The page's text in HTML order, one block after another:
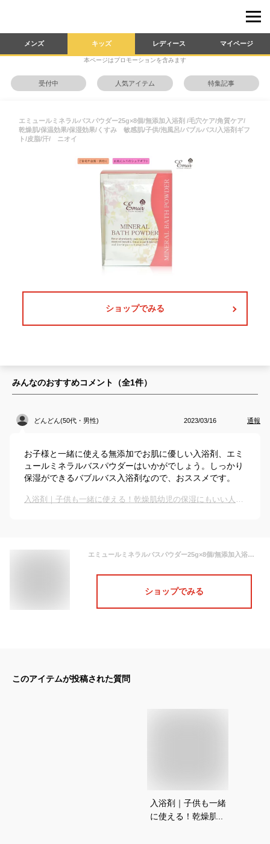
メンズ キッズ レディース マイページ
本ページはプロモーションを含みます
受付中 人気アイテム 特集記事
エミュールミネラルバスパウダー25g×8個/無添加入浴剤 /毛穴ケア/角質ケア/
乾燥肌/保温効果/保湿効果/くすみ 敏感肌/子供/泡風呂/バブルバス/入浴剤ギフ
ト/皮脂/汗/ ニオイ
ショップでみる
みんなのおすすめコメント（全1件）
どんどん(50代・男性) 2023/03/16 通報
お子様と一緒に使える無添加でお肌に優しい入浴剤、エミ
ュールミネラルバスパウダーはいかがでしょう。しっかり
保湿ができるバブルバス入浴剤なので、おススメです。
入浴剤｜子供も一緒に使える！乾燥肌幼児の保湿にもいい人気のおすすめは？
エミュールミネラルバスパウダー25g×8個/無添加入浴剤 /毛穴ケア/角質ケア/乾燥肌/保温効果/保湿効果/くすみ 敏感肌/子供/泡風呂/バブルバス/入浴剤ギフト/皮脂/汗/ ニオイ
ショップでみる
このアイテムが投稿された質問
入浴剤｜子供も一緒
に使える！乾燥肌幼